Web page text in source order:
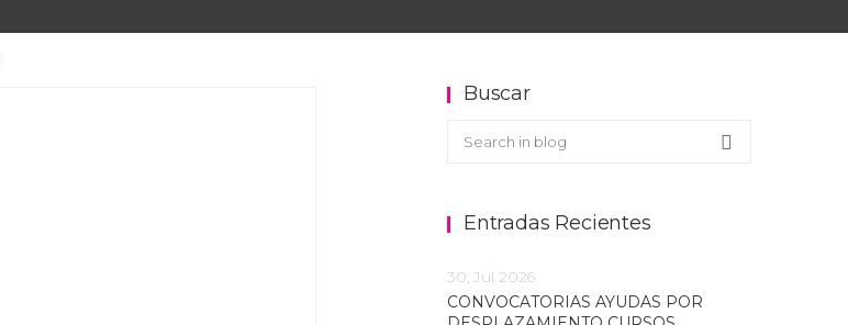
Buscar
Buscar en el blog
Search
Entradas Recientes
30, Jul 2026
CONVOCATORIAS AYUDAS POR